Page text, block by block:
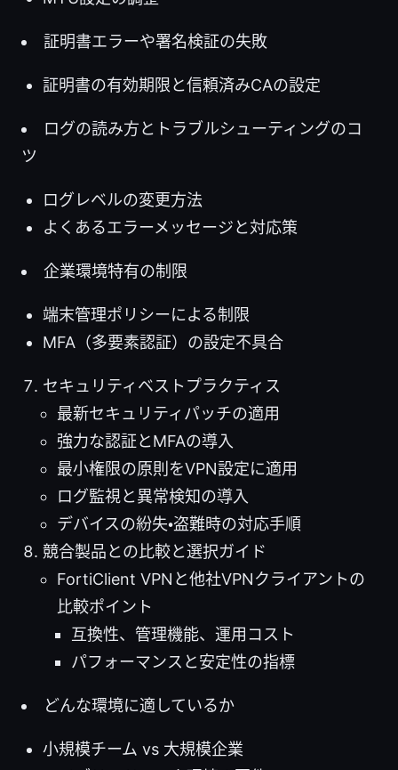
証明書エラーや署名検証の失敗
証明書の有効期限と信頼済みCAの設定
ログの読み方とトラブルシューティングのコ
ツ
ログレベルの変更方法
よくあるエラーメッセージと対応策
企業環境特有の制限
端末管理ポリシーによる制限
MFA（多要素認証）の設定不具合
セキュリティベストプラクティス
最新セキュリティパッチの適用
強力な認証とMFAの導入
最小権限の原則をVPN設定に適用
ログ監視と異常検知の導入
デバイスの紛失・盗難時の対応手順
競合製品との比較と選択ガイド
FortiClient VPNと他社VPNクライアントの
比較ポイント
互換性、管理機能、運用コスト
パフォーマンスと安定性の指標
どんな環境に適しているか
小規模チーム vs 大規模企業